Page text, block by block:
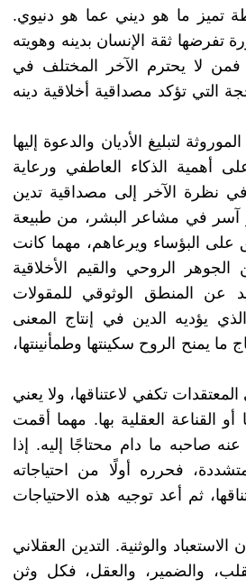
تميز ما هو ديني عما هو دنيوي.
تفرضها ثقة الإنسان بدينه وهويته
فمن لا يحترم الآخر المختلف في
تؤكد مصداقية أخلاقية دينه
لتبليغ الأديان والدعوة إليها
أهمية الذكاء العاطفي ورعاية
نظرة الآخر إلى مصداقية تدين
آسر في مشاعر البشر، من طبيعة
البؤساء ويرعاهم، مهما كانت
الروحي والقيم الأخلاقية
عن المنطق الوثوقي للمقولات
يؤديه الدين في إنتاج المعنى
ما يمنح الروح سكينتها وطمأنينتها،
تكفي لاعتناقها، ولا يعني
أو القناعة العقلية بها. مهما أقمت
صاحبه ما دام محتاجًا إليه. إذا
فحرره أولًا من احتياجاته
ثم أعد توجيه هذه الاحتياجات
والوثنية. التدين العقلاني
والضمير، والعقل، فكل وثن